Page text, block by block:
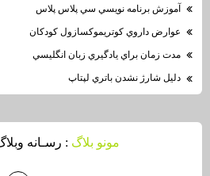
آموزش برنامه نويسي سي پلاس پلاس
عوارض داروي كوتريموكسازول كودكان
مدت زمان براي يادگيري زبان انگليسي
دليل شارژ نشدن باتري لپتاپ
مونو بلاگ: رسـانه وبلاگ